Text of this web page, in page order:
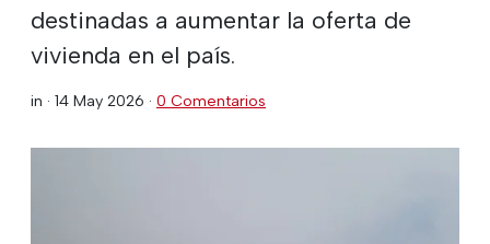
destinadas a aumentar la oferta de
vivienda en el país.
in · 14 May 2026 · 0 Comentarios